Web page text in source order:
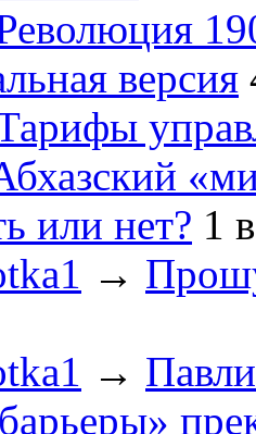
версия
или нет? 1
→
→